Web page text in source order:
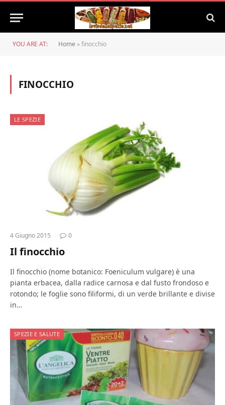
YOU ARE AT: Home »finocchio
FINOCCHIO
LE SPEZIE
4 Giugno 2015 0
Il finocchio
Il finocchio (nome botanico: Foeniculum vulgare) è una
pianta erbacea, dalla radice carnosa e dal fusto frondoso e
rotondo; le foglie sono filiformi, di un verde brillante e divise
in…
SPEZIE E SALUTE